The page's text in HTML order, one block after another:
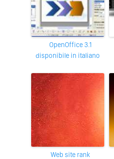
OpenOffice 3.1
disponibile in italiano
web site rank